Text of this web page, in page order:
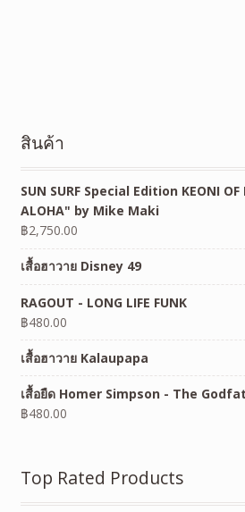
สินค้า
SUN SURF Special Edition KEONI OF
ALOHA" by Mike Maki
฿2,750.00
เสื้อฮาวาย Disney 49
RAGOUT - LONG LIFE FUNK
฿480.00
เสื้อฮาวาย Kalaupapa
เสื้อยืด Homer Simpson - The
฿480.00
Top Rated Products